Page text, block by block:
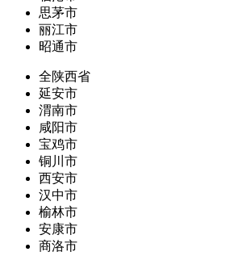
思茅市
丽江市
昭通市
全陕西省
延安市
渭南市
咸阳市
宝鸡市
铜川市
西安市
汉中市
榆林市
安康市
商洛市